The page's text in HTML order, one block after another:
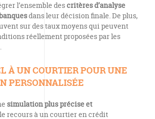
l’ensemble descritères d’analyse
dans leur décision finale. De plus,
sur des taux moyens qui peuvent
réellement proposées par les
À UN COURTIER POUR UNE
PERSONNALISÉE
simulation plus précise et
recours à un courtier en crédit